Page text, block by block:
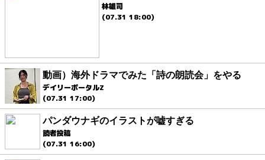
林雄司
(07.31 18:00)
動画）海外ドラマでみた「詩の朗読会」をやる
デイリーポータルZ
(07.31 17:00)
パンダウナギのイラストが嘘すぎる
読者投稿
(07.31 16:00)